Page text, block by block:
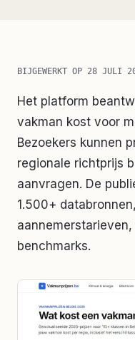
BIJGEWERKT OP 28 JULI
Het platform
vakman kost voor
Bezoekers kunnen
regionale richtprijs
aanvragen. De
1.500+
benchmarks.